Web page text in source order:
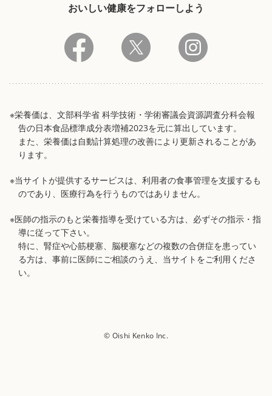
おいしい健康をフォローしよう
※栄養価は、文部科学省 科学技術・学術審議会資源調査分科会報
告の日本食品標準成分表増補2023を元に算出しています。
また、栄養価は自動計算処理の改善により更新されることがあ
ります。
※当サイトが提供するサービスは、利用者の食事管理を支援するも
のであり、医療行為を行うものではありません。
※医師の指示のもと栄養指導を受けている方は、必ずその指示・指
導に従って下さい。
特に、腎症や心筋梗塞、脳梗塞などの複数の合併症を患ってい
る方は、事前に医師にご相談のうえ、当サイトをご利用くださ
い。
© Oishi Kenko Inc.